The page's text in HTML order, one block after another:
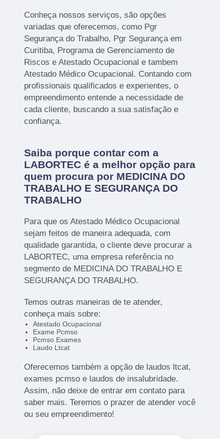
Conheça nossos serviços, são opções
variadas que oferecemos, como Pgr
Segurança do Trabalho, Pgr Segurança em
Curitiba, Programa de Gerenciamento de
Riscos e Atestado Ocupacional e tambem
Atestado Médico Ocupacional. Contando com
profissionais qualificados e experientes, o
empreendimento entende a necessidade de
cada cliente, buscando a sua satisfação e
confiança.
Saiba porque contar com a
LABORTEC é a melhor opção para
quem procura por MEDICINA DO
TRABALHO E SEGURANÇA DO
TRABALHO
Para que os Atestado Médico Ocupacional
sejam feitos de maneira adequada, com
qualidade garantida, o cliente deve procurar a
LABORTEC, uma empresa referência no
segmento de MEDICINA DO TRABALHO E
SEGURANÇA DO TRABALHO.
Temos outras maneiras de te atender,
conheça mais sobre:
Atestado Ocupacional
Exame Pcmso
Pcmso Exames
Laudo Ltcat
Oferecemos também a opção de laudos ltcat,
exames pcmso e laudos de insalubridade.
Assim, não deixe de entrar em contato para
saber mais. Teremos o prazer de atender você
ou seu empreendimento!